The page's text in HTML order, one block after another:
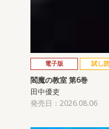
電子版 試し
閻魔の教室 第6巻
田中優吏
発売日：2026.08.06